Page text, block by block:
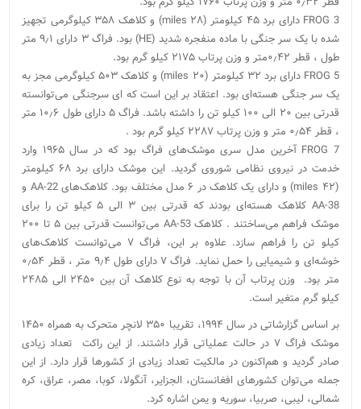
FROG 3 دارای برد ۴۵ کیلومتر (۲۸ miles) و کلاهک ۳۵۸ کیلوگرمی تجهیز
شده با یک سر جنگی با ماده منفجره شدید (HE) بود. فراگ ۳ دارای ۹٫۱ متر
طول ، قطر ۰٫۴۲متر و وزن پرتاب ۲۱۷۵ کیلو گرم بود.
FROG 5 دارای برد ۳۲ کیلومتر (۲۰ miles) و کلاهک ۵۰۳ کیلوگرمی مجز به
یک سر جنگی هسته‌ای بود. اعتقاد بر این است که ای سرجنگی می‌توانسته
قدرتی بین ۲۰ الی ۱۰۰ کیلو تن را داشته باشد. فراگ ۵ دارای طول ۱۰٫۶ متر
، قطر ۰٫۵۴ متر و وزن پرتاب ۲۲۸۷ کیلو گرم بود .
FROG 7 آخرین مدل سری موشک‌های فراگ بود که در سال ۱۹۶۵ وارد
خدمت در نیروی نظامی شوروی گردید. این موشک دارای برد ۶۸ کیلومتر
(۴۲ miles) و دارای یک کلاهک در ۶ مدل مختلف بود. کلاهک‌های AA-22 و
AA-38 کلاهک هسته‌ای بودند که قدرتی بین ۳ الی ۵ کیلو تن را برای
موشک فراهم می‌ساختند . کلاهک AA-53 می‌توانست قدرتی بین ۵ تا ۲۰۰
کیلو تن را فراهم سازد. علاوه بر این، فراگ ۷ می‌توانست کلاهک‌های
خوشه‌ای و شیمیایی را حمل نماید. فراگ ۷ دارای طول ۹٫۴ متر ، قطر ۰٫۵۴
متر بود. وزن پرتاب آن با توجه به نوع کلاهک آن بین ۲۴۵۰ الی ۲۴۸۵
کیلو گرم متغیر است.
بر اساس گزارشاتی در سال ۱۹۹۴، تقریبا ۳۵۰ لانچر متحرک به همراه ۱۴۵۰
موشک فراگ ۷ در حالت عملیاتی قرار داشتند. از این راکت تعداد زیادی
صادر گردید و هم‌اکنون در مالکیت تعداد زیادی از کشورها قرار دارد. از این
جمله می‌توان کشورهای افغانستان، الجزایر، آنگولا، کوبا، مصر، عراق، کره
شمالی، لیبی، صربیا، سوریه و یمن اشاره کرد.